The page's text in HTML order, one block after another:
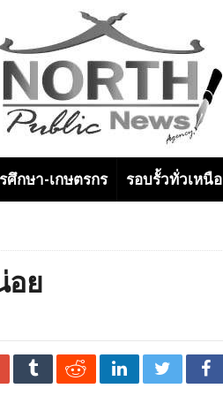
ศึกษา-เกษตรกร รอบรั้วทั่วเหนือ
อย